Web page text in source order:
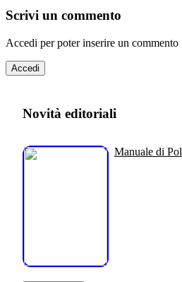
Scrivi un commento
Accedi per poter inserire un commento
Accedi
Novità editoriali
Manuale di